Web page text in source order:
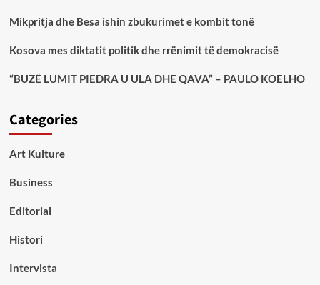
Mikpritja dhe Besa ishin zbukurimet e kombit tonë
Kosova mes diktatit politik dhe rrënimit të demokracisë
“BUZË LUMIT PIEDRA U ULA DHE QAVA” – PAULO KOELHO
Categories
Art Kulture
Business
Editorial
Histori
Intervista